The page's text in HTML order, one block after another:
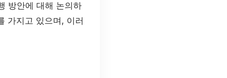
방안에 대해 논의하
가지고 있으며, 이러